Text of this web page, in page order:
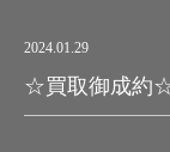
2024.01.29
☆買取御成約